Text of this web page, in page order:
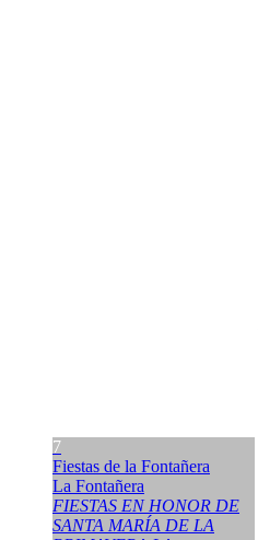
7
Fiestas de la Fontañera
La Fontañera
FIESTAS EN HONOR DE
SANTA MARÍA DE LA